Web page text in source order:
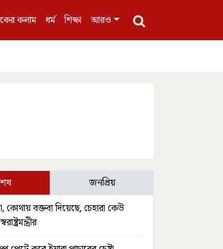
কলাম ধর্ম শিক্ষা আরও
জনপ্রিয়
কোথায় বক্তব্য দিয়েছে, চেহারা কেউ